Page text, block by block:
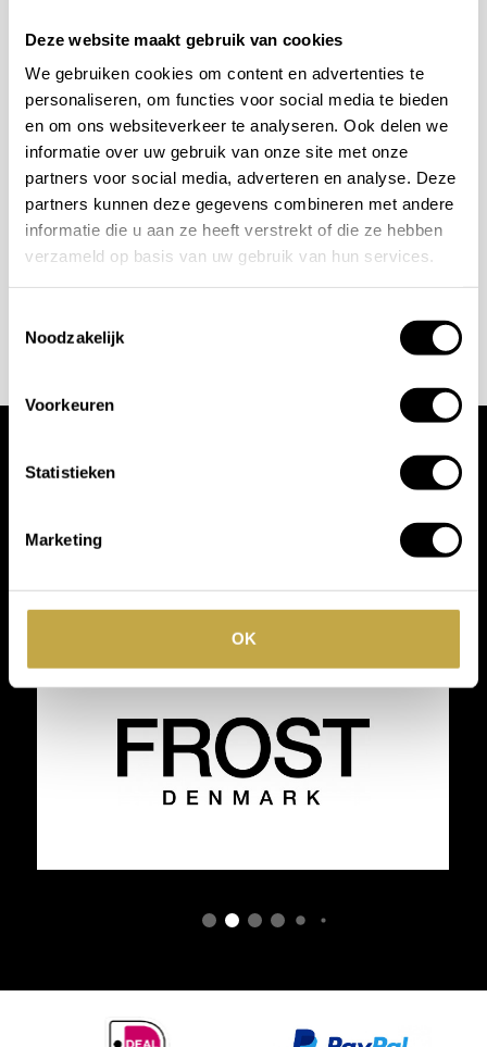
Deze website maakt gebruik van cookies
We gebruiken cookies om content en advertenties te
personaliseren, om functies voor social media te bieden
en om ons websiteverkeer te analyseren. Ook delen we
informatie over uw gebruik van onze site met onze
partners voor social media, adverteren en analyse. Deze
partners kunnen deze gegevens combineren met andere
informatie die u aan ze heeft verstrekt of die ze hebben
verzameld op basis van uw gebruik van hun services.
Noodzakelijk
Voorkeuren
Statistieken
Marketing
OK
Mogelijkheden
bespreken?
Wilt u ook iedere dag genieten van een luxe badkamer?
Neem contact met ons op voor een intake gesprek.
+31 10 28 575 85
Wij werken met
toonaangevende
merken